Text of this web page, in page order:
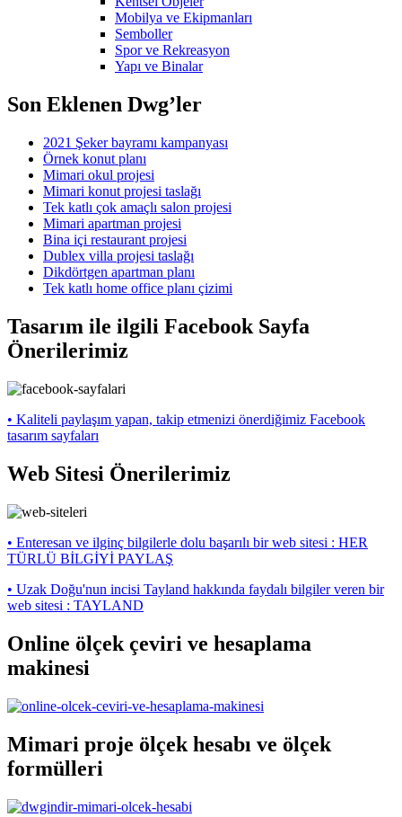
Mobilya ve Ekipmanları
Semboller
Spor ve Rekreasyon
Yapı ve Binalar
Son Eklenen Dwg’ler
2021 Şeker bayramı kampanyası
Örnek konut planı
Mimari okul projesi
Mimari konut projesi taslağı
Tek katlı çok amaçlı salon projesi
Mimari apartman projesi
Bina içi restaurant projesi
Dublex villa projesi taslağı
Dikdörtgen apartman planı
Tek katlı home office planı çizimi
Tasarım ile ilgili Facebook Sayfa
Önerilerimiz
• Kaliteli paylaşım yapan, takip etmenizi önerdiğimiz Facebook
tasarım sayfaları
Web Sitesi Önerilerimiz
• Enteresan ve ilginç bilgilerle dolu başarılı bir web sitesi : HER
TÜRLÜ BİLGİYİ PAYLAŞ
• Uzak Doğu'nun incisi Tayland hakkında faydalı bilgiler veren bir
web sitesi : TAYLAND
Online ölçek çeviri ve hesaplama
makinesi
Mimari proje ölçek hesabı ve ölçek
formülleri